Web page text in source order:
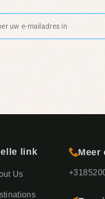
link
Us
Meer